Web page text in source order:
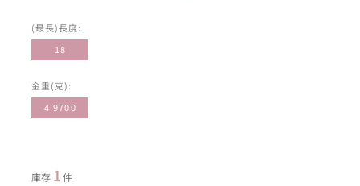
(最長)長度:
18
金重(克):
4.9700
庫存 1件